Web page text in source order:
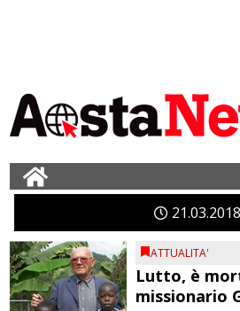
21 03 2018
ATTUALITA'
Lutto, è
missionario